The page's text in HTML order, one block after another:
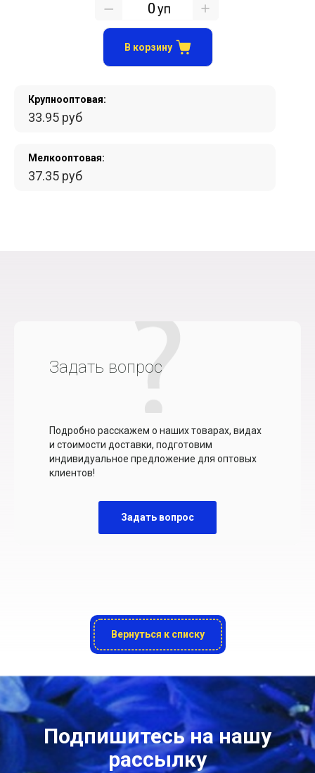
Крупнооптовая:
33.95 руб
Мелкооптовая:
37.35 руб
уп
В корзину
Задать вопрос
Подробно расскажем о наших товарах, видах
и стоимости доставки, подготовим
индивидуальное предложение для оптовых
клиентов!
Задать вопрос
Вернуться к списку
Подпишитесь на нашу
рассылку